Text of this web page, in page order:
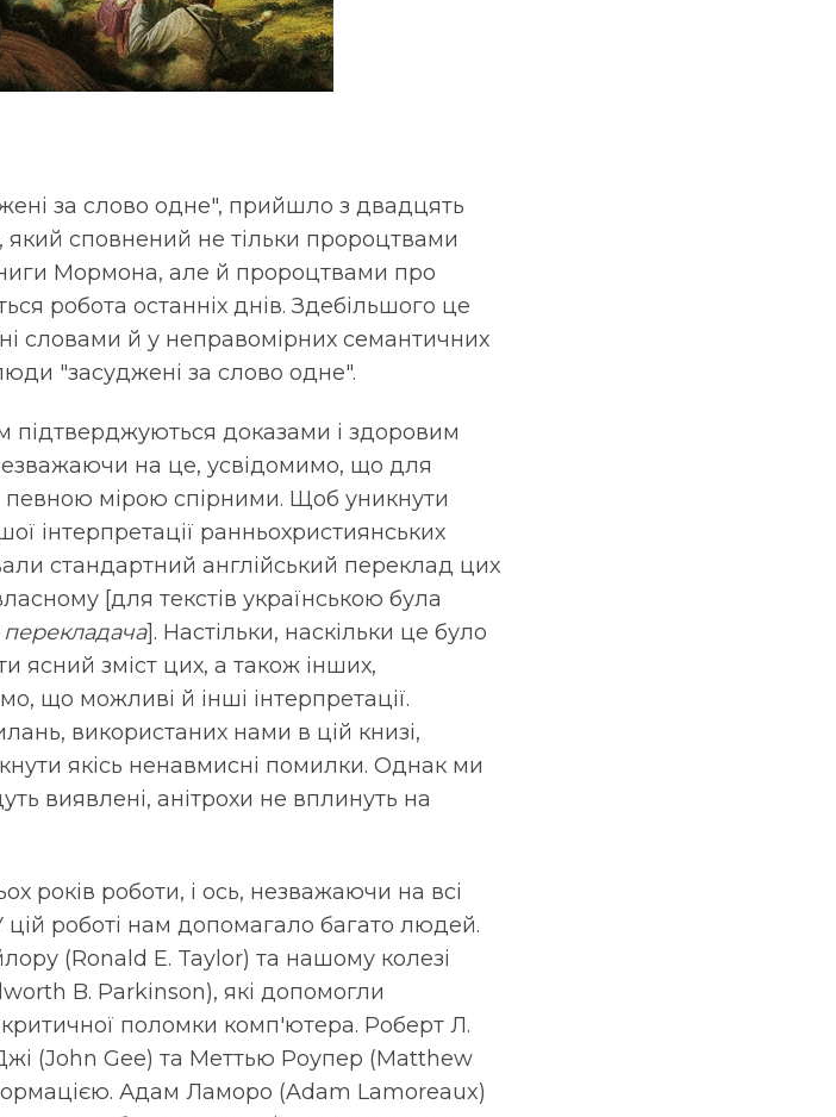
за слово одне", прийшло з двадцять
який сповнений не тільки пророцтвами
Мормона, але й пророцтвами про
робота останніх днів. Здебільшого це
словами й у неправомірних семантичних
"засуджені за слово одне".
доказами і здоровим
на це, усвідомимо, що для
певною мірою спірними. Щоб уникнути
інтерпретації ранньохристиянських
стандартний англійський переклад цих
[для текстів українською була
перекладача]. Настільки, наскільки це було
ясний зміст цих, а також інших,
що можливі й інші інтерпретації.
використаних нами в цій книзі,
якісь ненавмисні помилки. Однак ми
виявлені, анітрохи не вплинуть на
років роботи, і ось, незважаючи на всі
цій роботі нам допомагало багато людей.
(Ronald E. Taylor) та нашому колезі
B. Parkinson), які допомогли
критичної поломки комп'ютера. Роберт Л.
(John Gee) та Меттью Роупер (Matthew
Адам Ламоро (Adam Lamoreaux)